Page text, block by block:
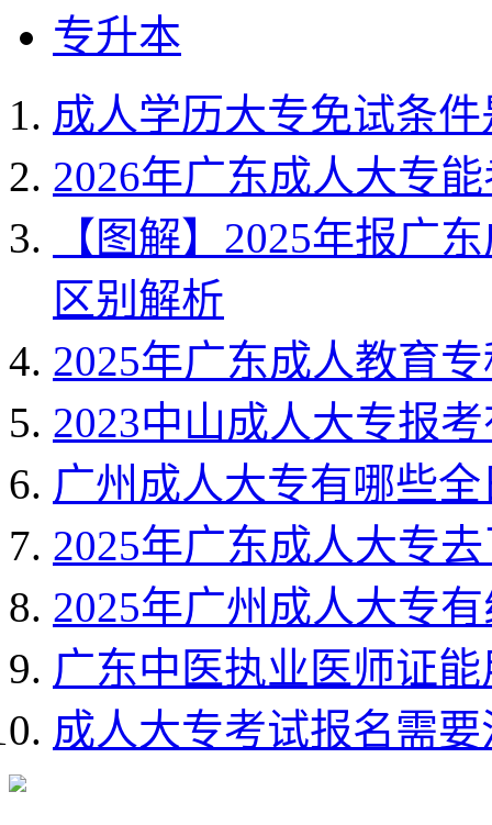
专升本
成人学历大专免试条
2026年广东成人大专
【图解】2025年报广
区别解析
2025年广东成人教育
2023中山成人大专报
广州成人大专有哪些
2025年广东成人大专
2025年广州成人大专
广东中医执业医师证
成人大专考试报名需